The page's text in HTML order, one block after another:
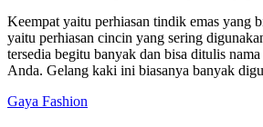
Keempat yaitu perhiasan tindik emas yang
yaitu perhiasan cincin yang sering
tersedia begitu banyak dan bisa ditulis
Anda. Gelang kaki ini biasanya banyak
Gaya Fashion